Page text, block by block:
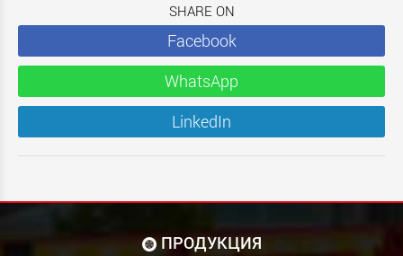
SHARE ON
Facebook
WhatsApp
LinkedIn
ПРОДУКЦИЯ